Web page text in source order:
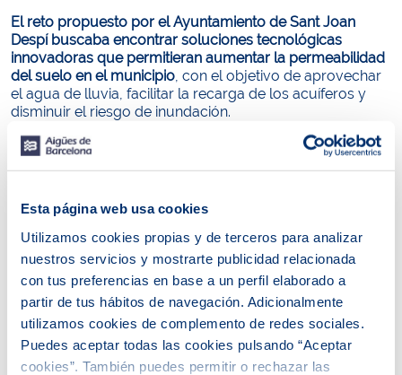
Esta página web usa cookies
Utilizamos cookies propias y de terceros para analizar
nuestros servicios y mostrarte publicidad relacionada
con tus preferencias en base a un perfil elaborado a
partir de tus hábitos de navegación. Adicionalmente
utilizamos cookies de complemento de redes sociales.
Puedes aceptar todas las cookies pulsando “Aceptar
cookies”. También puedes permitir o rechazar las
El reto propuesto por el Ayuntamiento de SantJoan
Despí buscaba encontrar soluciones tecnológicas
innovadoras que permitieran aumentar la permeabilidad
del suelo en el municipio, con el objetivo de aprovechar
el agua de lluvia, facilitar la recarga de los acuíferos y
disminuir el riesgo de inundación.
La empresa gan
, que ha